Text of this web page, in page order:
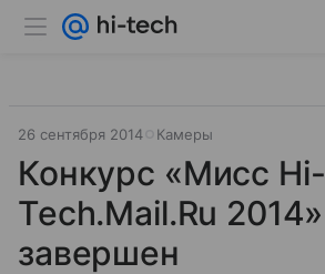
26 сентября 2014 Камеры
Конкурс «Мисс Hi-
Tech.Mail.Ru 2014»
завершен